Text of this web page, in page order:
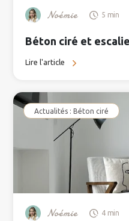
Noémie 5 min
Béton ciré et
Lire l'article
Actualités : Béton ciré
Noémie 4 min